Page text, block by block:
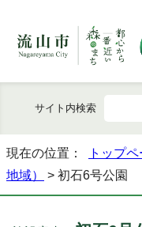
サイト内検索
現在の位置： トップ
地域）
> 初石6号公園